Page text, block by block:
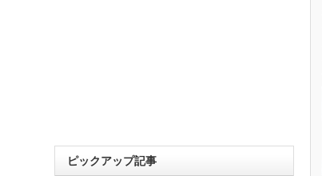
ピックアップ記事